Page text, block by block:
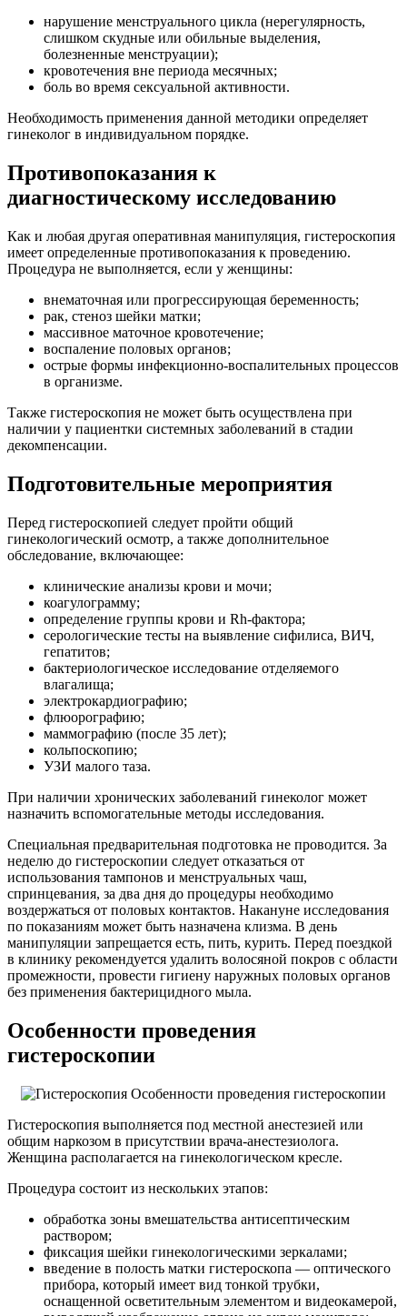
нарушение менструального цикла (нерегулярность,
слишком скудные или обильные выделения,
болезненные менструации);
кровотечения вне периода месячных;
боль во время сексуальной активности.
Необходимость применения данной методики определяет
гинеколог в индивидуальном порядке.
Противопоказания к
диагностическому исследованию
Как и любая другая оперативная манипуляция, гистероскопия
имеет определенные противопоказания к проведению.
Процедура не выполняется, если у женщины:
внематочная или прогрессирующая беременность;
рак, стеноз шейки матки;
массивное маточное кровотечение;
воспаление половых органов;
острые формы инфекционно-воспалительных процессов
в организме.
Также гистероскопия не может быть осуществлена при
наличии у пациентки системных заболеваний в стадии
декомпенсации.
Подготовительные мероприятия
Перед гистероскопией следует пройти общий
гинекологический осмотр, а также дополнительное
обследование, включающее:
клинические анализы крови и мочи;
коагулограмму;
определение группы крови и Rh-фактора;
серологические тесты на выявление сифилиса, ВИЧ,
гепатитов;
бактериологическое исследование отделяемого
влагалища;
электрокардиографию;
флюорографию;
маммографию (после 35 лет);
кольпоскопию;
УЗИ малого таза.
При наличии хронических заболеваний гинеколог может
назначить вспомогательные методы исследования.
Специальная предварительная подготовка не проводится. За
неделю до гистероскопии следует отказаться от
использования тампонов и менструальных чаш,
спринцевания, за два дня до процедуры необходимо
воздержаться от половых контактов. Накануне исследования
по показаниям может быть назначена клизма. В день
манипуляции запрещается есть, пить, курить. Перед поездкой
в клинику рекомендуется удалить волосяной покров с области
промежности, провести гигиену наружных половых органов
без применения бактерицидного мыла.
Особенности проведения
гистероскопии
Гистероскопия выполняется под местной анестезией или
общим наркозом в присутствии врача-анестезиолога.
Женщина располагается на гинекологическом кресле.
Процедура состоит из нескольких этапов:
обработка зоны вмешательства антисептическим
раствором;
фиксация шейки гинекологическими зеркалами;
введение в полость матки гистероскопа — оптического
прибора, который имеет вид тонкой трубки,
оснащенной осветительным элементом и видеокамерой,